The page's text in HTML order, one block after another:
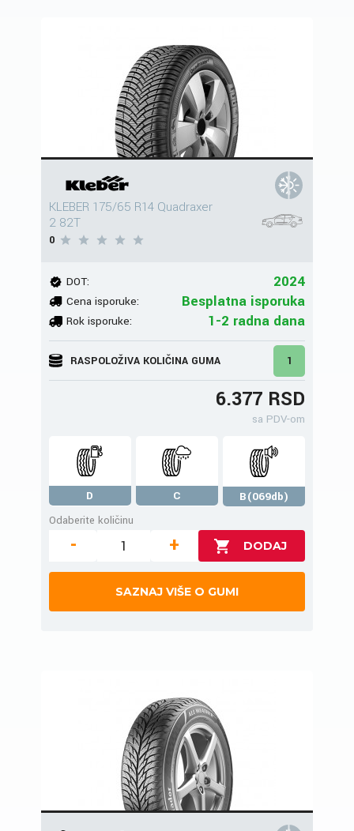
KLEBER 175/65 R14 Quadraxer
2 82T
0
DOT: 2024
Cena isporuke: Besplatna isporuka
Rok isporuke: 1-2 radna dana
RASPOLOŽIVA KOLIČINA GUMA 1
6.377 RSD
sa PDV-om
D C
B(069db)
Odaberite količinu
- +
SAZNAJ VIŠE O GUMI